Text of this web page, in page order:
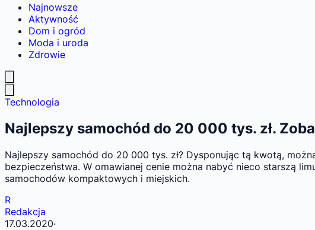
Najnowsze
Aktywność
Dom i ogród
Moda i uroda
Zdrowie
Technologia
Najlepszy samochód do 20 000 tys. zł.
Najlepszy samochód do 20 000 tys. zł? Dysponując tą kwotą,
bezpieczeństwa. W omawianej cenie można nabyć nieco starszą
samochodów kompaktowych i miejskich.
R
Redakcja
17.03.2020·